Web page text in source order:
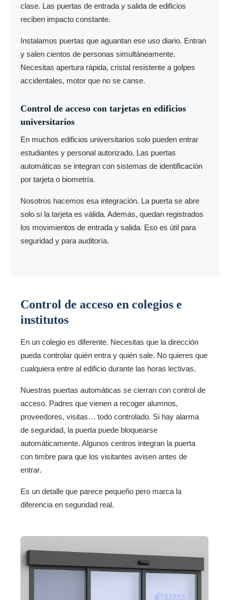
clase. Las puertas de entrada y salida de edificios
reciben impacto constante.
Instalamos puertas que aguantan ese uso diario. Entran
y salen cientos de personas simultáneamente.
Necesitas apertura rápida, cristal resistente a golpes
accidentales, motor que no se canse.
Control de acceso con tarjetas en edificios
universitarios
En muchos edificios universitarios solo pueden entrar
estudiantes y personal autorizado. Las puertas
automáticas se integran con sistemas de identificación
por tarjeta o biometría.
Nosotros hacemos esa integración. La puerta se abre
solo si la tarjeta es válida. Además, quedan registrados
los movimientos de entrada y salida. Eso es útil para
seguridad y para auditoría.
Control de acceso en colegios e
institutos
En un colegio es diferente. Necesitas que la dirección
pueda controlar quién entra y quién sale. No quieres que
cualquiera entre al edificio durante las horas lectivas.
Nuestras puertas automáticas se cierran con control de
acceso. Padres que vienen a recoger alumnos,
proveedores, visitas… todo controlado. Si hay alarma
de seguridad, la puerta puede bloquearse
automáticamente. Algunos centros integran la puerta
con timbre para que los visitantes avisen antes de
entrar.
Es un detalle que parece pequeño pero marca la
diferencia en seguridad real.